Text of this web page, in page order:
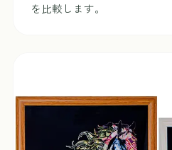
を比較します。